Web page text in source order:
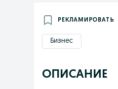
РЕКЛАМИРОВАТЬ
Бизнес
ОПИСАНИЕ